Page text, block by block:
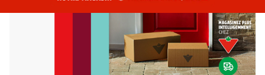
Fermeture
à
22:00
cliquer
pour
changer